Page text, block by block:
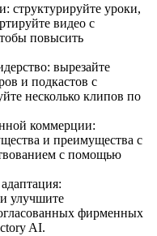
структурируйте уроки,
видео с
повысить
вырезайте
и подкастов с
несколько клипов по
коммерции:
и преимущества с
с помощью
улучшите
фирменных
AI.